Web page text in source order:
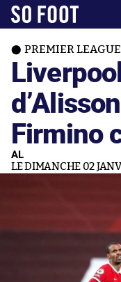
PREMIER LEAGUE
Firmino
AL
LE DIMANCHE 02